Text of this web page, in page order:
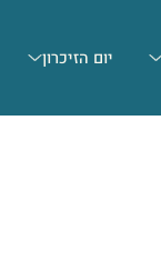
יום הזיכרון